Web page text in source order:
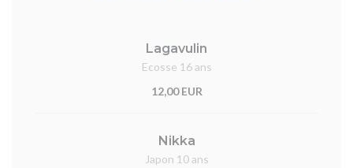
Lagavulin
Ecosse 16 ans
12,00 EUR
Nikka
Japon 10 ans